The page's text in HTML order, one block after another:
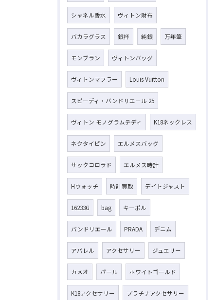
シャネル香水 ヴィトン財布
バカラグラス 銀杯 純銀 万年筆
モンブラン ヴィトンバッグ
ヴィトンマフラー Louis Vuitton
スピーディ・バンドリエール 25
ヴィトン モノグラムテディ K18ネックレス
ネクタイピン エルメスバッグ
サックコロラド エルメス時計
Hウォッチ 時計買取 デイトジャスト
16233G bag キーポル
バンドリエール PRADA デニム
アパレル アクセサリー ジュエリー
カメオ パール ホワイトゴールド
K18アクセサリー プラチナアクセサリー